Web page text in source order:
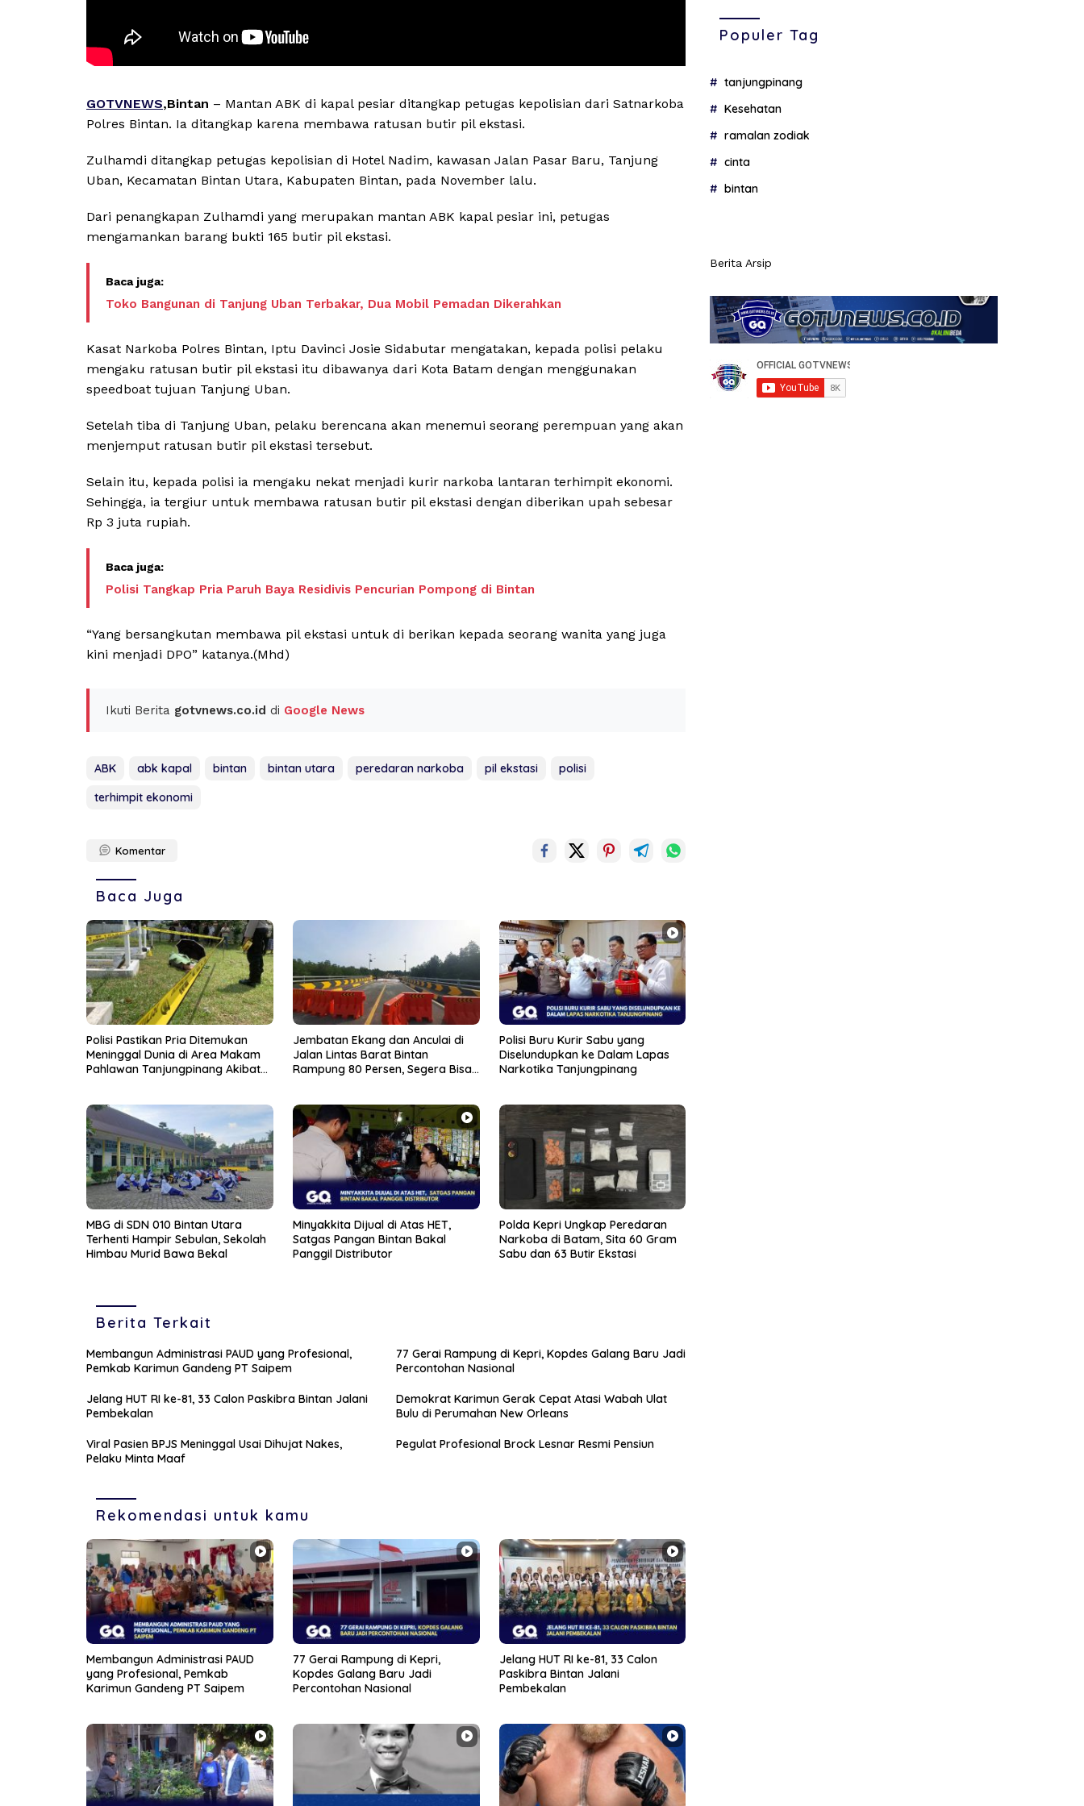
GOTVNEWS,Bintan – Mantan ABK di kapal pesiar ditangkap petugas kepolisian dari Satnarkoba
Polres Bintan. Ia ditangkap karena membawa ratusan butir pil ekstasi.
Zulhamdi ditangkap petugas kepolisian di Hotel Nadim, kawasan Jalan Pasar Baru, Tanjung
Uban, Kecamatan Bintan Utara, Kabupaten Bintan, pada November lalu.
Dari penangkapan Zulhamdi yang merupakan mantan ABK kapal pesiar ini, petugas
mengamankan barang bukti 165 butir pil ekstasi.
Toko Bangunan di Tanjung Uban Terbakar, Dua Mobil Pemadan Dikerahkan
Kasat Narkoba Polres Bintan, Iptu Davinci Josie Sidabutar mengatakan, kepada polisi pelaku
mengaku ratusan butir pil ekstasi itu dibawanya dari Kota Batam dengan menggunakan
speedboat tujuan Tanjung Uban.
Setelah tiba di Tanjung Uban, pelaku berencana akan menemui seorang perempuan yang akan
menjemput ratusan butir pil ekstasi tersebut.
Selain itu, kepada polisi ia mengaku nekat menjadi kurir narkoba lantaran terhimpit ekonomi.
Sehingga, ia tergiur untuk membawa ratusan butir pil ekstasi dengan diberikan upah sebesar
Rp 3 juta rupiah.
Polisi Tangkap Pria Paruh Baya Residivis Pencurian Pompong di Bintan
“Yang bersangkutan membawa pil ekstasi untuk di berikan kepada seorang wanita yang juga
kini menjadi DPO” katanya.(Mhd)
Ikuti Berita gotvnews.co.id di Google News
ABK abk kapal bintan bintan utara peredaran narkoba pil ekstasi
polisi
terhimpit ekonomi
Komentar
Baca Juga
Polisi Pastikan Pria Ditemukan
Meninggal Dunia di Area Makam
Pahlawan Tanjungpinang Akibat
Jembatan Ekang dan Anculai di
Jalan Lintas Barat Bintan
Rampung 80 Persen, Segera Bisa
Polisi Buru Kurir Sabu yang
Diselundupkan ke Dalam Lapas
Narkotika Tanjungpinang
MBG di SDN 010 Bintan Utara
Terhenti Hampir Sebulan, Sekolah
Himbau Murid Bawa Bekal
Minyakkita Dijual di Atas HET,
Satgas Pangan Bintan Bakal
Panggil Distributor
Polda Kepri Ungkap Peredaran
Narkoba di Batam, Sita 60 Gram
Sabu dan 63 Butir Ekstasi
Berita Terkait
Membangun Administrasi PAUD yang Profesional,
Pemkab Karimun Gandeng PT Saipem
77 Gerai Rampung di Kepri, Kopdes Galang Baru Jadi
Percontohan Nasional
Jelang HUT RI ke-81, 33 Calon Paskibra Bintan Jalani
Pembekalan
Demokrat Karimun Gerak Cepat Atasi Wabah Ulat
Bulu di Perumahan New Orleans
Viral Pasien BPJS Meninggal Usai Dihujat Nakes,
Pelaku Minta Maaf
Pegulat Profesional Brock Lesnar Resmi Pensiun
Rekomendasi untuk kamu
Membangun Administrasi PAUD
yang Profesional, Pemkab
Karimun Gandeng PT Saipem
77 Gerai Rampung di Kepri,
Kopdes Galang Baru Jadi
Percontohan Nasional
Jelang HUT RI ke-81, 33 Calon
Paskibra Bintan Jalani
Pembekalan
Populer Tag
tanjungpinang
Kesehatan
ramalan zodiak
cinta
bintan
Berita Arsip